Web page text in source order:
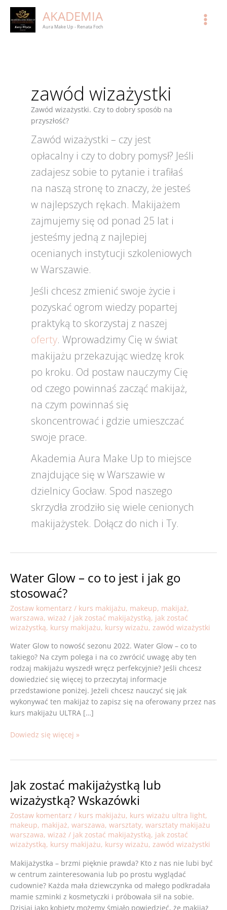
Przejdź
treści
AKADEMIA
Aura Make Up - Renata Foch
zawód wizażystki
Zawód wizażystki. Czy to dobry sposób na
przyszłość?
Zawód wizażystki – czy jest
opłacalny i czy to dobry pomysł? Jeśli
zadajesz sobie to pytanie i trafiłaś
na naszą stronę to znaczy, że jesteś
w najlepszych rękach. Makijażem
zajmujemy się od ponad 25 lat i
jesteśmy jedną z najlepiej
ocenianych instytucji szkoleniowych
w Warszawie.
Jeśli chcesz zmienić swoje życie i
pozyskać ogrom wiedzy popartej
praktyką to skorzystaj z naszej
oferty. Wprowadzimy Cię w świat
makijażu przekazując wiedzę krok
po kroku. Od postaw nauczymy Cię
od czego powinnaś zacząć makijaż,
na czym powinnaś się
skoncentrować i gdzie umieszczać
swoje prace.
Akademia Aura Make Up to miejsce
znajdujące się w Warszawie w
dzielnicy Gocław. Spod naszego
skrzydła zrodziło się wiele cenionych
makijażystek. Dołącz do nich i Ty.
Water Glow – co to jest i jak go
stosować?
Zostaw komentarz / kurs makijażu, makeup, makijaż,
warszawa, wizaż / jak zostać makijażystką, jak zostać
wizażystką, kursy makijażu, kursy wizażu, zawód wizażystki
Water Glow to nowość sezonu 2022. Water Glow – co to
takiego? Na czym polega i na co zwrócić uwagę aby ten
rodzaj makijażu wyszedł wręcz perfekcyjnie? Jeśli chcesz
dowiedzieć się więcej to przeczytaj informacje
przedstawione poniżej. Jeżeli chcesz nauczyć się jak
wykonywać ten makijaż to zapisz się na oferowany przez nas
kurs makijażu ULTRA […]
Water
–
co
to
jest
i
jak
go
stosować?
Dowiedz się więcej »
Jak zostać makijażystką lub
wizażystką? Wskazówki
Zostaw komentarz / kurs makijażu, kurs wizażu ultra light,
makeup, makijaż, warszawa, warsztaty, warsztaty makijażu
warszawa, wizaż / jak zostać makijażystką, jak zostać
wizażystką, kursy makijażu, kursy wizażu, zawód wizażystki
Makijażystka – brzmi pięknie prawda? Kto z nas nie lubi być
w centrum zainteresowania lub po prostu wyglądać
cudownie? Każda mała dziewczynka od małego podkradała
mamie szminki z kosmetyczki i próbowała sił na sobie.
Dzisiaj jako kobiety możemy śmiało powiedzieć, że makijaż
Jak
zostać
makijażystką
lub
wizażystką?
Wskazówki